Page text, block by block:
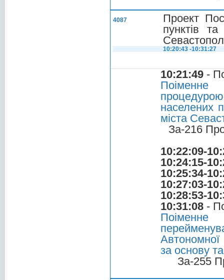
4087
Проект
пунктів
10:20:43 -10:31:27
10:21:49 -
Поіменне
населених
міста
За-216
10:22:09-
10:24:15-
10:25:34-
10:27:03-
10:28:53-
10:31:08 -
за основу
За-255